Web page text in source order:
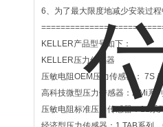
6、为了最大限度地减少安装过
KELLER产品型号如下：
KELLER压力传感器
压敏电阻OEM压力传感器： 7S
高科技微型压力传感器：2 Mi系
压敏电阻标准压力传感器：11系